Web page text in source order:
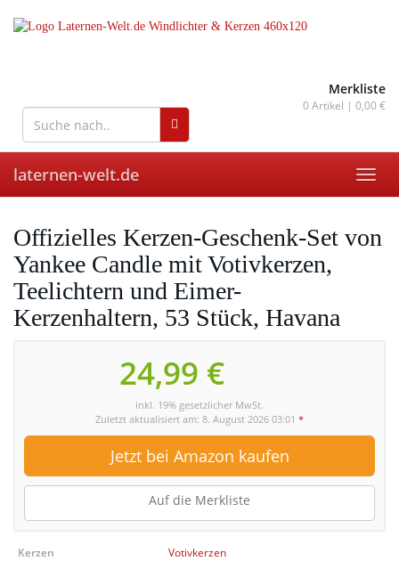
Merkliste
0Artikel | 0,00 €
laternen-welt.de
Offizielles Kerzen-Geschenk-Set von
Yankee Candle mit Votivkerzen,
Teelichtern und Eimer-
Kerzenhaltern, 53 Stück, Havana
24,99 €
inkl. 19% gesetzlicher MwSt.
Zuletzt aktualisiert am: 8. August 2026 03:01 *
Jetzt bei Amazon kaufen
Auf die Merkliste
Kerzen Votivkerzen